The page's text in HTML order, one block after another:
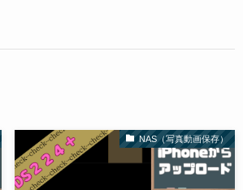
NAS（写真動画保存）